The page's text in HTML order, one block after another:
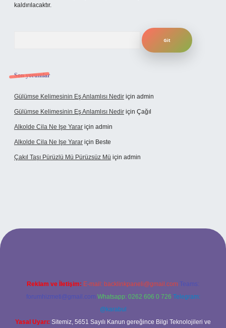
kaldırılacaktır.
Son yorumlar
Gülümse Kelimesinin Eş Anlamlısı Nedir için admin
Gülümse Kelimesinin Eş Anlamlısı Nedir için Çağıl
Alkolde Cila Ne Işe Yarar için admin
Alkolde Cila Ne Işe Yarar için Beste
Çakıl Taşı Pürüzlü Mü Pürüzsüz Mü için admin
Reklam ve İletişim: E-mail: backlinkpaneli@gmail.com Teams:
forumhizmeti@gmail.com Whatsapp: 0262 606 0 726 Telegram:
@karabul
Yasal Uyarı: Sitemiz, 5651 Sayılı Kanun gereğince Bilgi Teknolojileri ve